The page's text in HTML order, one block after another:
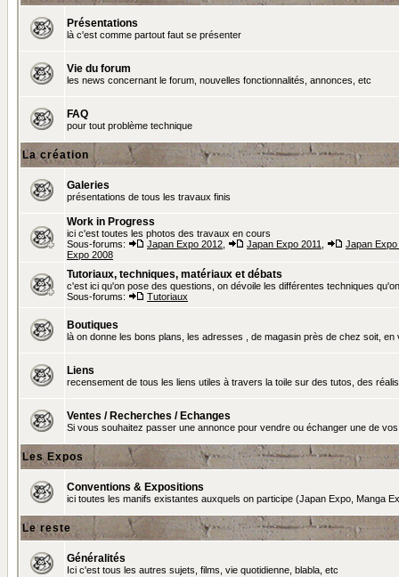
Présentations
là c'est comme partout faut se présenter
Vie du forum
les news concernant le forum, nouvelles fonctionnalités, annonces, etc
FAQ
pour tout problème technique
La création
Galeries
présentations de tous les travaux finis
Work in Progress
ici c'est toutes les photos des travaux en cours
Sous-forums:
Japan Expo 2012 Japan Expo 2011
Japan Expo
Expo 2008
Tutoriaux, techniques, matériaux et débats
c'est ici qu'on pose des questions, on dévoile les différentes techniques
Sous-forums:
Tutoriaux
Boutiques
là on donne les bons plans, les adresses , de magasin près de chez soit, en
Liens
recensement de tous les liens utiles à travers la toile sur des tutos, des
Ventes / Recherches / Echanges
Si vous souhaitez passer une annonce pour vendre ou échanger une de
Les Expos
Conventions & Expositions
ici toutes les manifs existantes auxquels on participe (Japan Expo, Manga
Le reste
Généralités
Ici c'est tous les autres sujets, films, vie quotidienne, blabla, etc